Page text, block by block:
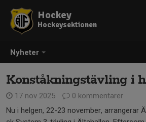
Nyheter
Hockey
Hockeysektionen
Konståkningstävling i
17 nov 2025
0 kommentarer
Nu i helgen, 22-23 november, arrangerar